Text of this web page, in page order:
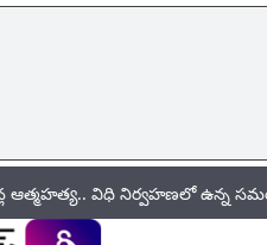
విధి నిర్వహణలో ఉన్న సమయంలోనే